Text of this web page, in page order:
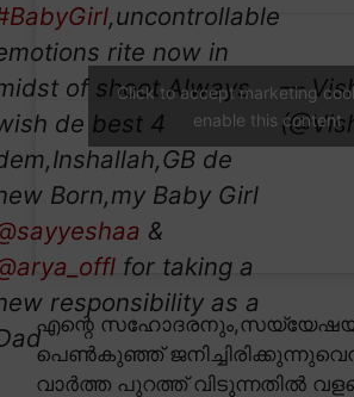
,uncontrollable
rite now in
of shoot.Always
de best 4
de
Born,my Baby Girl
&
for taking a
responsibility as a
—
Click to accept marketing
enable this content
എന്റെ
പെൺകുഞ്ഞ്
വാർത്ത പുറത്ത് വിടുന്നതിൽ